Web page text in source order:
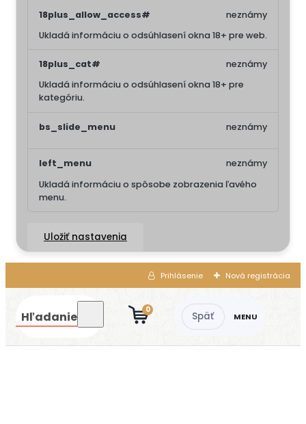
18plus_allow_access#
Ukladá informáciu o odsúhlasení okna 18+ pre web.
neznámy
18plus_cat#
Ukladá informáciu o odsúhlasení okna 18+ pre
kategóriu.
neznámy
bs_slide_menu neznámy
left_menu
Ukladá informáciu o spôsobe zobrazenia ľavého
menu.
neznámy
Uložiť nastavenia
Prihlásenie Nová registrácia
Hľadanie 0